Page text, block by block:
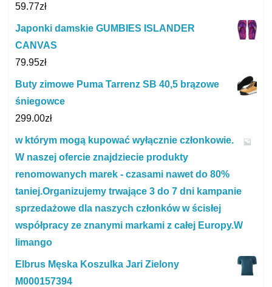
59.77zł
Japonki damskie GUMBIES ISLANDER
CANVAS
79.95zł
Buty zimowe Puma Tarrenz SB 40,5 brązowe
śniegowce
299.00zł
w którym mogą kupować wyłącznie członkowie.
W naszej ofercie znajdziecie produkty
renomowanych marek - czasami nawet do 80%
taniej.Organizujemy trwające 3 do 7 dni kampanie
sprzedażowe dla naszych członków w ścisłej
współpracy ze znanymi markami z całej Europy.W
limango
Elbrus Męska Koszulka Jari Zielony
M000157394